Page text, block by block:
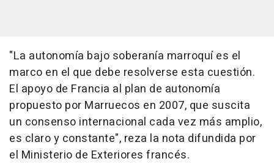
"La autonomía bajo soberanía marroquí es el
marco en el que debe resolverse esta cuestión.
El apoyo de Francia al plan de autonomía
propuesto por Marruecos en 2007, que suscita
un consenso internacional cada vez más amplio,
es claro y constante", reza la nota difundida por
el Ministerio de Exteriores francés.